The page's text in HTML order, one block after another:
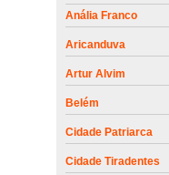
Anália Franco
Aricanduva
Artur Alvim
Belém
Cidade Patriarca
Cidade Tiradentes